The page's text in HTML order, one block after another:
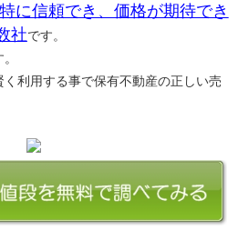
に信頼でき、価格が期待でき
社です。
利用する事で保有不動産の正しい売